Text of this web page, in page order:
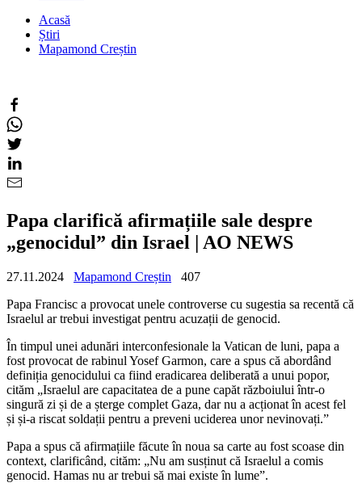
Acasă
Știri
Mapamond Creștin
Papa clarifică afirmațiile sale despre
„genocidul” din Israel | AO NEWS
27.11.2024 Mapamond Creștin
407
Papa Francisc a provocat unele controverse cu sugestia sa recentă că
Israelul ar trebui investigat pentru acuzații de genocid.
În timpul unei adunări interconfesionale la Vatican de luni, papa a
fost provocat de rabinul Yosef Garmon, care a spus că abordând
definiția genocidului ca fiind eradicarea deliberată a unui popor,
cităm „Israelul are capacitatea de a pune capăt războiului într-o
singură zi și de a șterge complet Gaza, dar nu a acționat în acest fel
și și-a riscat soldații pentru a preveni uciderea unor nevinovați.”
Papa a spus că afirmațiile făcute în noua sa carte au fost scoase din
context, clarificând, cităm: „Nu am susținut că Israelul a comis
genocid. Hamas nu ar trebui să mai existe în lume”.